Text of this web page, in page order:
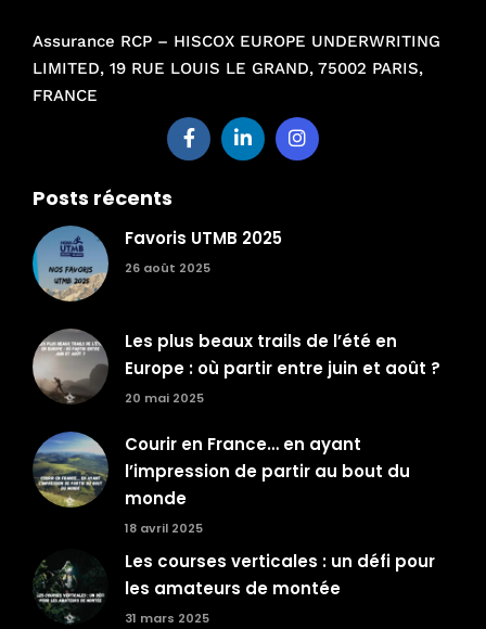
Assurance RCP – HISCOX EUROPE UNDERWRITING
LIMITED, 19 RUE LOUIS LE GRAND, 75002 PARIS,
FRANCE
Posts récents
Favoris UTMB 2025
26 août 2025
Les plus beaux trails de l’été en
Europe : où partir entre juin et août ?
20 mai 2025
Courir en France… en ayant
l’impression de partir au bout du
monde
18 avril 2025
Les courses verticales : un défi pour
les amateurs de montée
31 mars 2025